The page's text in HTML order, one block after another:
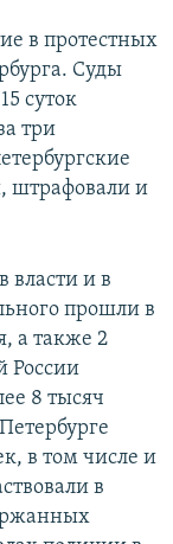
в протестных
Суды
суток
три
штрафовали и
власти и в
прошли в
а также 2
России
8 тысяч
в том числе и
в